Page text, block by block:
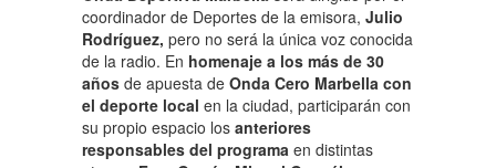
coordinador de Deportes de la emisora, Julio
Rodríguez, pero no será la única voz conocida
de la radio. En homenaje a los más de 30
años de apuesta de Onda Cero Marbella con
el deporte local en la ciudad, participarán con
su propio espacio los anteriores
responsables del programa en distintas